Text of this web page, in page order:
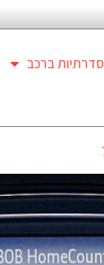
ברכב